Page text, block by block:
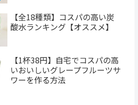
【全18種類】コスパの高い炭
酸水ランキング【オススメ】
【1杯38円】自宅でコスパの高
いおいしいグレープフルーツサ
ワーを作る方法